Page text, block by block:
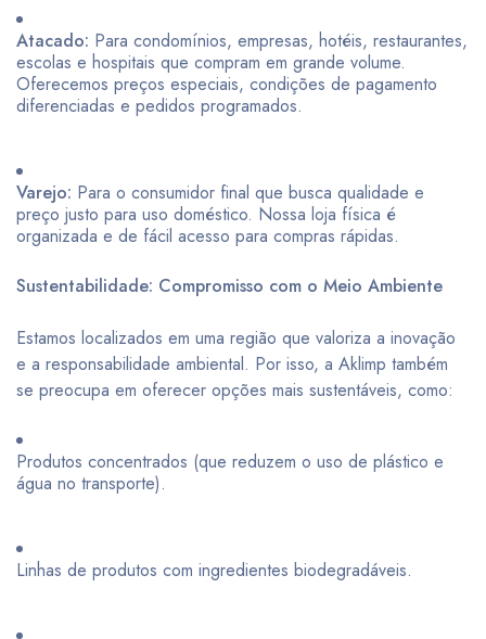
Atacado: Para condomínios, empresas, hotéis, restaurantes,
escolas e hospitais que compram em grande volume.
Oferecemos preços especiais, condições de pagamento
diferenciadas e pedidos programados.
Varejo: Para o consumidor final que busca qualidade e
preço justo para uso doméstico. Nossa loja física é
organizada e de fácil acesso para compras rápidas.
Sustentabilidade: Compromisso com o Meio Ambiente
Estamos localizados em uma região que valoriza a inovação
e a responsabilidade ambiental. Por isso, a Aklimp também
se preocupa em oferecer opções mais sustentáveis, como:
Produtos concentrados (que reduzem o uso de plástico e
água no transporte).
Linhas de produtos com ingredientes biodegradáveis.